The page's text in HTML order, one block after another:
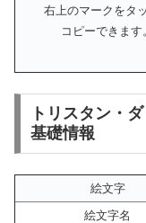
右上のマークをタ
コピーできます
トリスタン・
基礎情報
絵文字
絵文字名